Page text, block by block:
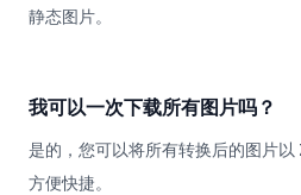
静态图片。
我可以一次下载所有图片吗？
是的，您可以将所有转换后的图片以
方便快捷。